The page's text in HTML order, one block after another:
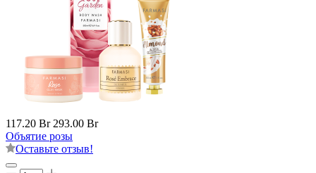
117.20 Br 293.00 Br
Объятие розы
Оставьте отзыв!